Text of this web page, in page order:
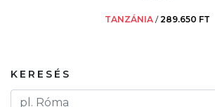
TANZÁNIA /289.650 FT
KERESÉS